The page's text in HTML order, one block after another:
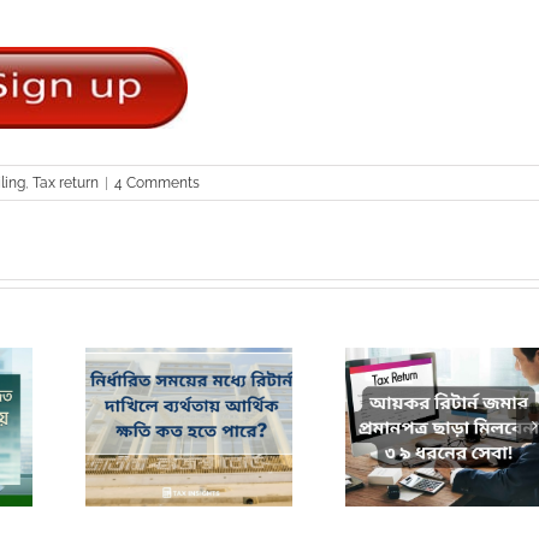
Tax return | 4 Comments
রিটার্ন
ক্ষতি কত
আয়কর রিটার্ন জমার প্রমাণ পত্র
ছাড়া মিলবেনা ৩৯ ধরনের সেবা!
কর দিবসের পূর্বে কেন
দাখিল করবেন?